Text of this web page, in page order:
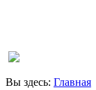
Вы здесь: Главная